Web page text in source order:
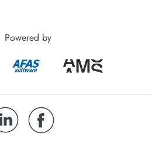
Powered by